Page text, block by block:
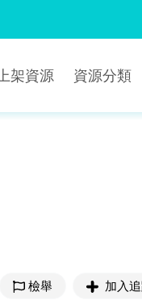
架資源 資源分類
檢舉 加入